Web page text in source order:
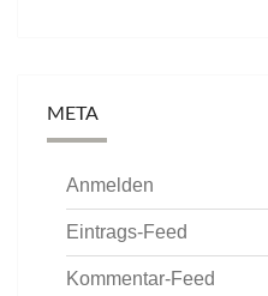
META
Anmelden
Eintrags-Feed
Kommentar-Feed